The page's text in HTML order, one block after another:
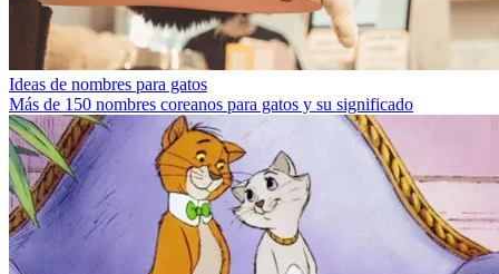
Ideas de nombres para gatos
Más de 150 nombres coreanos para gatos y su significado